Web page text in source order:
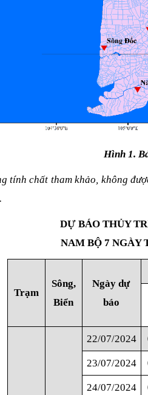
Hình 1.
tính chất tham khảo, không
DỰ BÁO THỦY
NAM BỘ 7 NGÀY
Trạm
Sông,
Biển
Ngày dự
báo
22/07/2024
23/07/2024
24/07/2024